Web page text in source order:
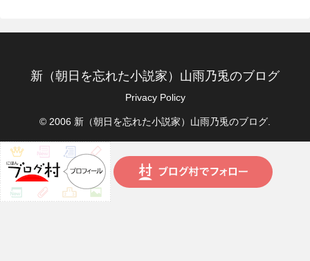
新（朝日を忘れた小説家）山雨乃兎のブログ
Privacy Policy
© 2006 新（朝日を忘れた小説家）山雨乃兎のブログ.